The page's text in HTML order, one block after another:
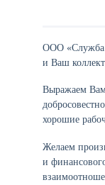
ООО «Служба
и Ваш
Выражаем
хорошие
Желаем
и